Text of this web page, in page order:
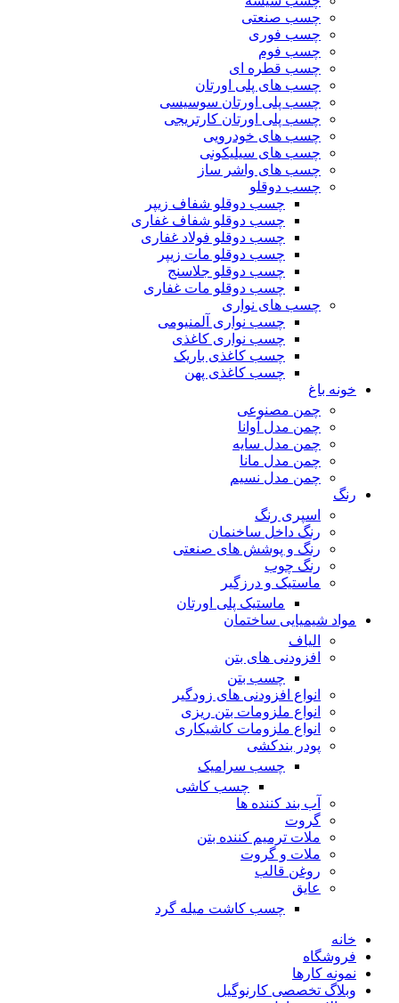
چسب صنعتی
چسب فوری
چسب فوم
چسب قطره ای
چسب های پلی اورتان
چسب پلی اورتان سوسیسی
چسب پلی اورتان کارتریجی
چسب های خودرویی
چسب های سیلیکونی
چسب های واشر ساز
چسب دوقلو
چسب دوقلو شفاف زیپر
چسب دوقلو شفاف غفاری
چسب دوقلو فولاد غفاری
چسب دوقلو مات زیپر
چسب دوقلو جلاسنج
چسب دوقلو مات غفاری
چسب های نواری
چسب نواری آلمنیومی
چسب نواری کاغذی
چسب کاغذی باریک
چسب کاغذی پهن
خونه باغ
چمن مصنوعی
چمن مدل آوانا
چمن مدل سایه
چمن مدل مانا
چمن مدل نسیم
رنگ
اسپری رنگ
رنگ داخل ساخنمان
رنگ و پوشش های صنعتی
رنگ چوب
ماستیک و درزگیر
ماستیک پلی اورتان
مواد شیمیایی ساختمان
الیاف
افزودنی های بتن
چسب بتن
انواع افزودنی های زودگیر
انواع ملزومات بتن ریزی
انواع ملزومات کاشیکاری
پودر بندکشی
چسب سرامیک
چسب کاشی
آب بند کننده ها
گروت
ملات ترمیم کننده بتن
ملات و گروت
روغن قالب
عایق
چسب کاشت میله گرد
خانه
فروشگاه
نمونه کارها
وبلاگ تخصصی کارنوگیل